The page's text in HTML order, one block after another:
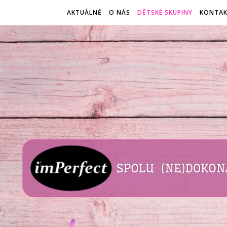
AKTUÁLNĚ O NÁS DĚTSKÉ SKUPINY